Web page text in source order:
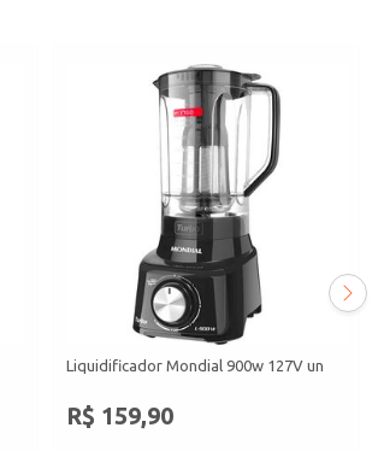
Liquidificador Mondial 900w 127V un
R$ 159,90